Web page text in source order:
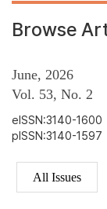
Browse
June, 2026
Vol. 53, No. 2
eISSN:3140-1600
pISSN:3140-1597
All Issues